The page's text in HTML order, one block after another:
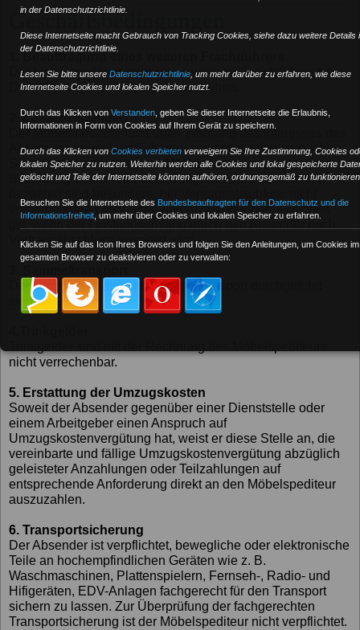
Geschäftsbedingungen
Der Möbelspediteur kann einen weiteren Frachtführer zur
Durchführung des Umzugs heranziehen.
2. Zusatzleistungen
Der Möbelspediteur führt unter Wahrung des Interesses des
Absenders seine Verpflichtungen mit der verkehrsüblichen
Sorgfalt eines ordentlichen Möbelspediteurs gegen
Bezahlung des vereinbarten Entgelts aus. Zusätzlich zu
vorhersehbare Leistungen und Aufwendungen. Gleiches
gilt, wenn der Leistungsumfang durch den Absender nach
Vertragsabschluss erweitert wird.
Der Umzug darf auch im Sammeltransport durchgeführt
werden.
nicht verrechenbar.
5. Erstattung der Umzugskosten
Soweit der Absender gegenüber einer Dienststelle oder
einem Arbeitgeber einen Anspruch auf
Umzugskostenvergütung hat, weist er diese Stelle an, die
vereinbarte und fällige Umzugskostenvergütung abzüglich
geleisteter Anzahlungen oder Teilzahlungen auf
entsprechende Anforderung direkt an den Möbelspediteur
auszuzahlen.
6. Transportsicherung
Der Absender ist verpflichtet, bewegliche oder elektronische
Teile an hochempfindlichen Geräten wie z. B.
Waschmaschinen, Plattenspielern, Fernseh-, Radio- und
Hifigeräten, EDV-Anlagen fachgerecht für den Transport
sichern zu lassen. Zur Überprüfung der fachgerechten
Transportsicherung ist der Möbelspediteur nicht verpflichtet.
in der Datenschutzrichtlinie.
Diese Internetseite macht Gebrauch von Tracking Cookies, siehe dazu weitere Details
der Datenschutzrichtlinie.
Lesen Sie bitte unsere Datenschutzrichtlinie, um mehr darüber zu erfahren, wie diese
Internetseite Cookies und lokalen Speicher nutzt.
Durch das Klicken von Verstanden, geben Sie dieser Internetseite die Erlaubnis,
Informationen in Form von Cookies auf Ihrem Gerät zu speichern.
Durch das Klicken von Cookies verbieten verweigern Sie Ihre Zustimmung, Cookies
lokalen Speicher zu nutzen. Weiterhin werden alle Cookies und lokal gespeicherte
gelöscht und Teile der Internetseite könnten aufhören, ordnungsgemäß zu
Besuchen Sie die Internetseite des Bundesbeauftragten für den Datenschutz und die
Informationsfreiheit, um mehr über Cookies und lokalen Speicher zu erfahren.
Klicken Sie auf das Icon Ihres Browsers und folgen Sie den Anleitungen, um Cookies im
gesamten Browser zu deaktivieren oder zu verwalten: